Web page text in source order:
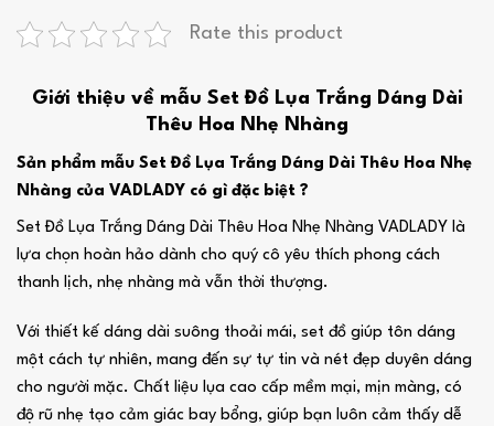
Rate this product
Giới thiệu về mẫu Set Đồ Lụa Trắng Dáng Dài
Thêu Hoa Nhẹ Nhàng
Sản phẩm mẫu Set Đồ Lụa Trắng Dáng Dài Thêu Hoa Nhẹ
Nhàng của VADLADY có gì đặc biệt ?
Set Đồ Lụa Trắng Dáng Dài Thêu Hoa Nhẹ Nhàng VADLADY là
lựa chọn hoàn hảo dành cho quý cô yêu thích phong cách
thanh lịch, nhẹ nhàng mà vẫn thời thượng.
Với thiết kế dáng dài suông thoải mái, set đồ giúp tôn dáng
một cách tự nhiên, mang đến sự tự tin và nét đẹp duyên dáng
cho người mặc. Chất liệu lụa cao cấp mềm mại, mịn màng, có
độ rũ nhẹ tạo cảm giác bay bổng, giúp bạn luôn cảm thấy dễ